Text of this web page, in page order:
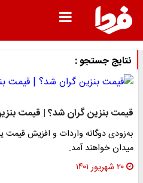
نتایج جستجو :
قیمت بنزین گران شد؟ | قیمت
به‌زودی دوگانه‌ واردات و افزیش قیمت
میدان خواهند آمد.
۲۰ شهریور ۱۴۰۱